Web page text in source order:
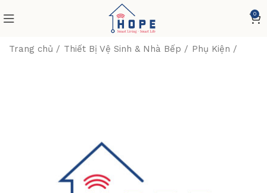
0
Trang chủ Thiết Bị Vệ Sinh & Nhà Bếp Phụ Kiện